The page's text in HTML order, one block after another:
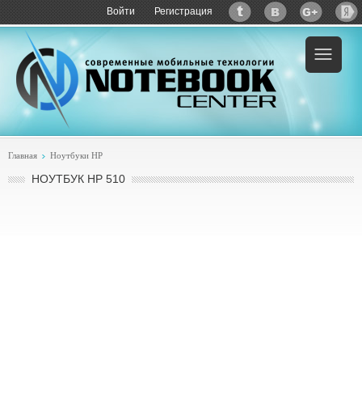
Войти Регистрация
Пример:купить HP 510
Главная Ноутбуки HP
НОУТБУК HP 510